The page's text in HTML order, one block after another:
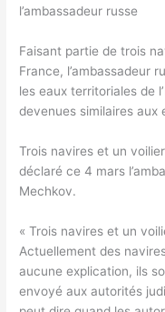
l’ambassadeur russe
Faisant partie de trois
France, l’ambassadeur
les eaux territoriales de
devenues similaires aux
Trois navires et un
déclaré ce 4 mars
Mechkov.
« Trois navires et un
Actuellement des
aucune explication, ils
envoyé aux autorités